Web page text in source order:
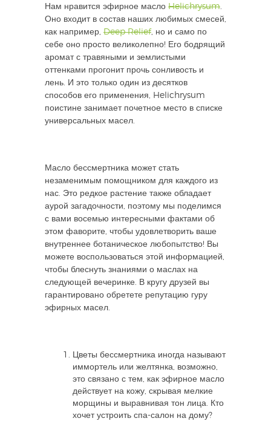
Нам нравится эфирное масло Helichrysum
Оно входит в состав наших любимых смесей,
как например, Deep Relief, но и само по
себе оно просто великолепно! Его бодрящий
аромат с травяными и землистыми
оттенками прогонит прочь сонливость и
лень. И это только один из десятков
способов его применения, Helichrysum
поистине занимает почетное место в списке
универсальных масел.
Масло бессмертника может стать
незаменимым помощником для каждого из
нас. Это редкое растение также обладает
аурой загадочности, поэтому мы поделимся
с вами восемью интересными фактами об
этом фаворите, чтобы удовлетворить ваше
внутреннее ботаническое любопытство! Вы
можете воспользоваться этой информацией,
чтобы блеснуть знаниями о маслах на
следующей вечеринке. В кругу друзей вы
гарантировано обретете репутацию гуру
эфирных масел.
Цветы бессмертника иногда называют
иммортель или желтянка, возможно,
это связано с тем, как эфирное масло
действует на кожу, скрывая мелкие
морщины и выравнивая тон лица. Кто
хочет устроить спа-салон на дому?